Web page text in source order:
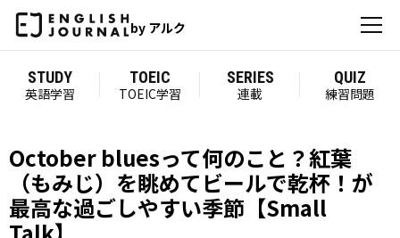
by アルク
STUDY
英語学習
TOEIC
TOEIC学習
SERIES
連載
QUIZ
練習問題
October bluesって何のこと？紅葉
（もみじ）を眺めてビールで乾杯！が
最高な過ごしやすい季節【Small